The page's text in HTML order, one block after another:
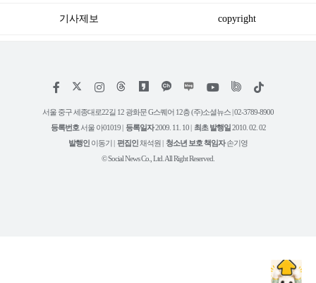
기사제보 copyright
페
스
인
타
램
위
트
유
튜
틱
서울 중구 세종대로22길 12 광화문 G스퀘어 12층 (주)소셜뉴스 | 02-3789-8900
등록번호 서울 아01019 | 등록일자2009. 11. 10 | 최초 발행일 2010. 02. 02
발행인 이동기 | 편집인 채석원 | 청소년 보호 책임자손기영
© Social News Co., Ltd. All Right Reserved.